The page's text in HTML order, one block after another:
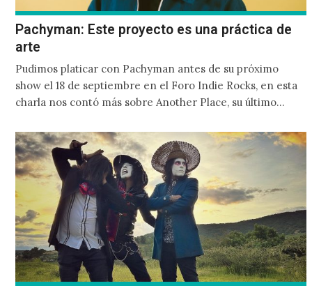
Pachyman: Este proyecto es una práctica de
arte
Pudimos platicar con Pachyman antes de su próximo
show el 18 de septiembre en el Foro Indie Rocks, en esta
charla nos contó más sobre Another Place, su último
entre el estudio y el escenario.